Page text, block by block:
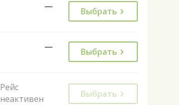
— Выбрать
— Выбрать
Рейс
неактивен
Выбрать